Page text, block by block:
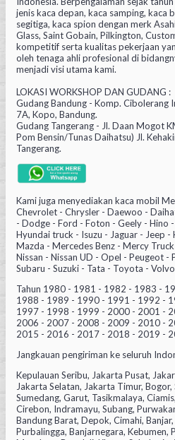
jenis kaca depan, kaca samping, kaca
segitiga, kaca spion dengan merk
Glass, Saint Gobain, Pilkington,
kompetitif serta kualitas pekerjaan
oleh tenaga ahli profesional di
menjadi visi utama kami.
LOKASI WORKSHOP DAN GUDANG :
Gudang Bandung - Komp. Cibolerang
7A, Kopo, Bandung.
Gudang Tangerang - Jl. Daan Mogot
Pom Bensin/Tunas Daihatsu) Jl.
Tangerang.
Kami juga menyediakan kaca mobil
Chevrolet - Chrysler - Daewoo -
- Dodge - Ford - Foton - Geely - Hino
Hyundai truck - Isuzu - Jaguar - Jeep -
Mazda - Mercedes Benz - Mercy
Nissan - Nissan UD - Opel - Peugeot -
Subaru - Suzuki - Tata - Toyota -
Tahun 1980 - 1981 - 1982 - 1983 -
1988 - 1989 - 1990 - 1991 - 1992 -
1997 - 1998 - 1999 - 2000 - 2001 -
2006 - 2007 - 2008 - 2009 - 2010 -
2015 - 2016 - 2017 - 2018 - 2019 -
Jangkauan pengiriman ke seluruh
Kepulauan Seribu, Jakarta Pusat,
Jakarta Selatan, Jakarta Timur,
Sumedang, Garut, Tasikmalaya,
Cirebon, Indramayu, Subang,
Bandung Barat, Depok, Cimahi,
Purbalingga, Banjarnegara,